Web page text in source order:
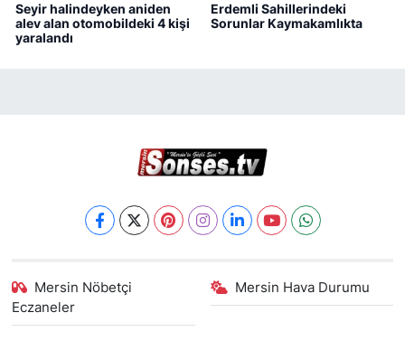
Seyir halindeyken aniden
alev alan otomobildeki 4 kişi
yaralandı
Erdemli Sahillerindeki
Sorunlar Kaymakamlıkta
Mersin Nöbetçi
Eczaneler
Mersin Hava Durumu